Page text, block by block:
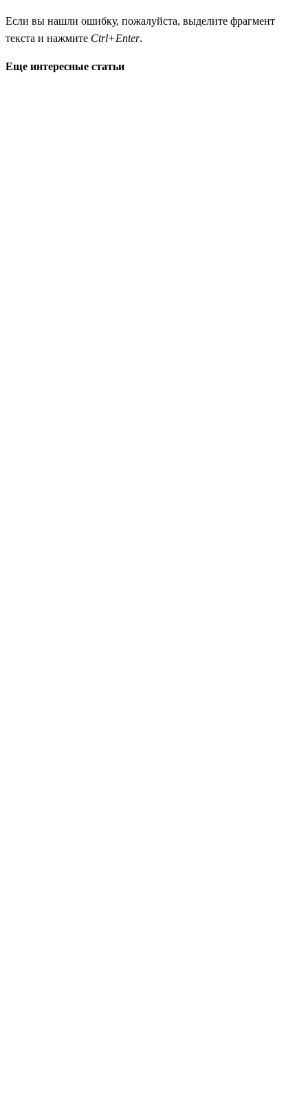
Если вы нашли ошибку, пожалуйста, выделите фрагмент
текста и нажмите Ctrl+Enter.
Еще интересные статьи